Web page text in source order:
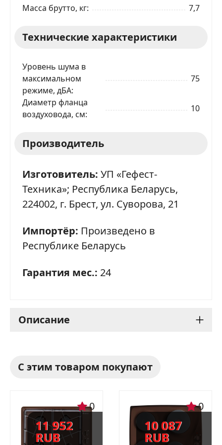
Масса брутто, кг
7,7
Технические характеристики
Уровень шума в
максимальном
режиме, дБА
75
Диаметр фланца
воздуховода, см
10
Производитель
Изготовитель: УП «Гефест-
Техника»; Республика Беларусь,
224002, г. Брест, ул. Суворова, 21
Импортёр: Произведено в
Республике Беларусь
Гарантия мес.: 24
Описание
2601 К47
Кухонная вытяжка Gefest 2601 К47 - это
отличное решение для тех, кто ценит
качество и функциональность по
С этим товаром покупают
11 952
RUB
0
10 087
RUB
0
Я даю согласие на обработку моих персональных
данных в соответствии
площадки
ОТПРАВИТЬ ЗАЯВКУ